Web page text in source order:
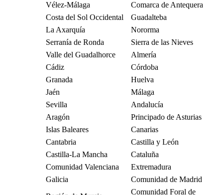
Vélez-Málaga
Comarca de Antequera
Costa del Sol Occidental
Guadalteba
La Axarquía
Nororma
Serranía de Ronda
Sierra de las Nieves
Valle del Guadalhorce
Almería
Cádiz
Córdoba
Granada
Huelva
Jaén
Málaga
Sevilla
Andalucía
Aragón
Principado de Asturias
Islas Baleares
Canarias
Cantabria
Castilla y León
Castilla-La Mancha
Cataluña
Comunidad Valenciana
Extremadura
Galicia
Comunidad de Madrid
Comunidad Foral de